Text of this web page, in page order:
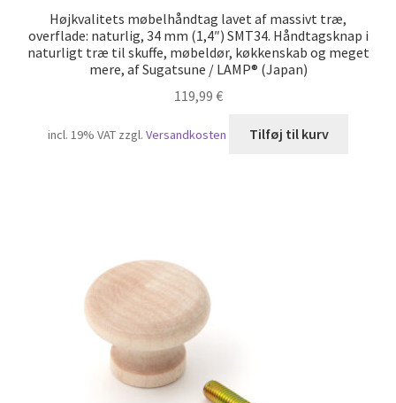
Højkvalitets møbelhåndtag lavet af massivt træ,
overflade: naturlig, 34 mm (1,4″) SMT34. Håndtagsknap i
naturligt træ til skuffe, møbeldør, køkkenskab og meget
mere, af Sugatsune / LAMP® (Japan)
119,99 €
incl. 19% VAT zzgl. Versandkosten Tilføj til kurv